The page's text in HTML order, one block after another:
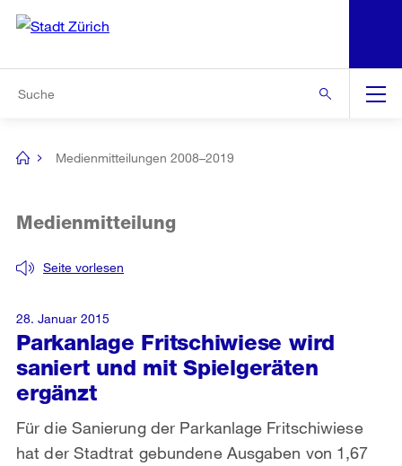
Navigation
[no
Medienmitteilungen 2008–2019
Parkanlage Fritschiwiese wird
saniert und mit Spielgeräten
ergänzt
Seite vorlesen
Medienmitteilung
Für die Sanierung der Parkanlage Fritschiwiese
hat der Stadtrat gebundene Ausgaben von 1,67
28. Januar 2015